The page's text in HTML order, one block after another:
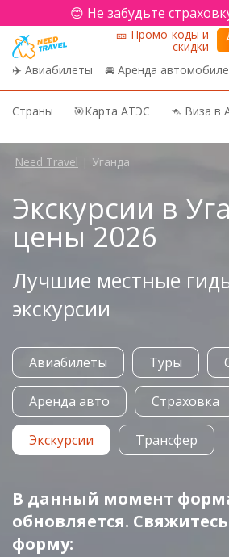
😊 Не забудьте
✈️ Авиабилеты 🚘 Аренда
🎫 Промо-коды и
скидки
Страны 🎯Карта АТЭС 🦘 Виза в
Need Travel | Уганда
Экскурсии в
цены 2026
Лучшие местные
экскурсии
Авиабилеты Туры
Аренда авто Страховка
Экскурсии Трансфер
В данный момент
обновляется.
форму: